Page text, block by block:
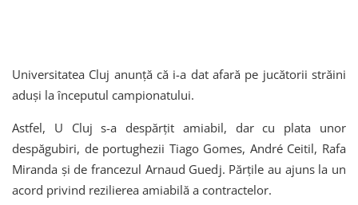
Universitatea Cluj anunță că i-a dat afară pe jucătorii străini
aduși la începutul campionatului.
Astfel, U Cluj s-a despărțit amiabil, dar cu plata unor
despăgubiri, de portughezii Tiago Gomes, André Ceitil, Rafa
Miranda și de francezul Arnaud Guedj. Părțile au ajuns la un
acord privind rezilierea amiabilă a contractelor.